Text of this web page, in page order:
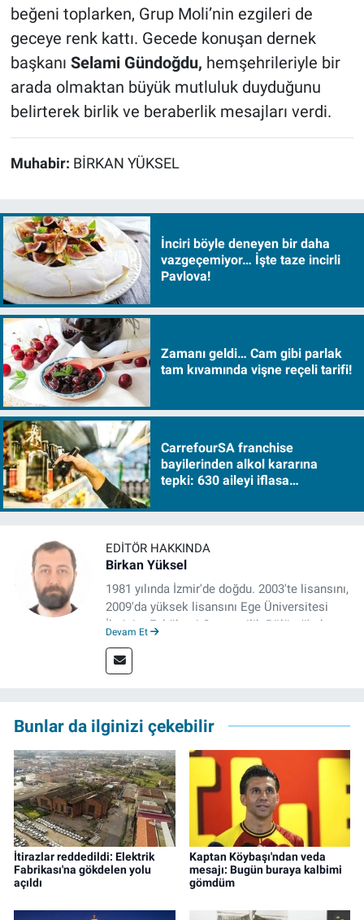
beğeni toplarken, Grup Moli’nin ezgileri de
geceye renk kattı. Gecede konuşan dernek
başkanı Selami Gündoğdu, hemşehrileriyle bir
arada olmaktan büyük mutluluk duyduğunu
belirterek birlik ve beraberlik mesajları verdi.
Muhabir: BİRKAN YÜKSEL
İnciri böyle deneyen bir daha
vazgeçemiyor… İşte taze incirli
Pavlova!
Zamanı geldi… Cam gibi parlak
tam kıvamında vişne reçeli tarifi!
CarrefourSA franchise
bayilerinden alkol kararına
tepki: 630 aileyi iflasa
EDITÖR HAKKINDA
Birkan Yüksel
1981 yılında İzmir'de doğdu. 2003'te lisansını,
2009'da yüksek lisansını Ege Üniversitesi
İletişim Fakültesi Gazetecilik Bölümü'nde
tezinden hareketle yazdığı "İdeoloji ve
Gündelik Hayatta Milliyetçilik" adlı kitabı,
ve editör olarak görev yapmaktadır.
Devam Et
Bunlar da ilginizi çekebilir
İtirazlar reddedildi: Elektrik
Fabrikası'na gökdelen yolu
açıldı
Kaptan Köybaşı'ndan veda
mesajı: Bugün buraya kalbimi
gömdüm